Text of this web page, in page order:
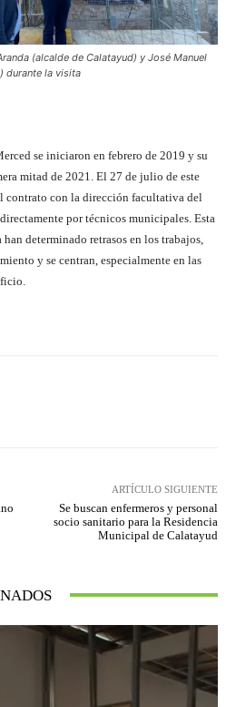
(alcalde de Calatayud) y José Manuel
durante la visita
se iniciaron en febrero de 2019 y su
mitad de 2021. El 27 de julio de este
contrato con la dirección facultativa del
por técnicos municipales. Esta
determinado retrasos en los trabajos,
y se centran, especialmente en las
ARTÍCULO SIGUIENTE
Se buscan enfermeros y personal
socio sanitario para la Residencia
Municipal de Calatayud